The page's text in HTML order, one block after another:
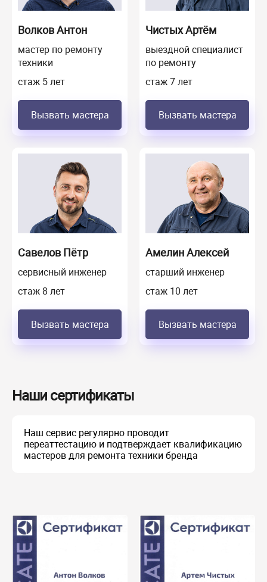
Волков Антон
мастер по ремонту
техники
стаж 5 лет
Вызвать мастера
Чистых Артём
выездной специалист
по ремонту
стаж 7 лет
Вызвать мастера
Савелов Пётр
сервисный инженер
стаж 8 лет
Вызвать мастера
Амелин Алексей
старший инженер
стаж 10 лет
Вызвать мастера
Наши сертификаты
Наш сервис регулярно проводит
переаттестацию и подтверждает квалификацию
мастеров для ремонта техники бренда